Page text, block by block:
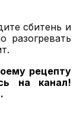
сбитень и
разогревать
рецепту
на канал!